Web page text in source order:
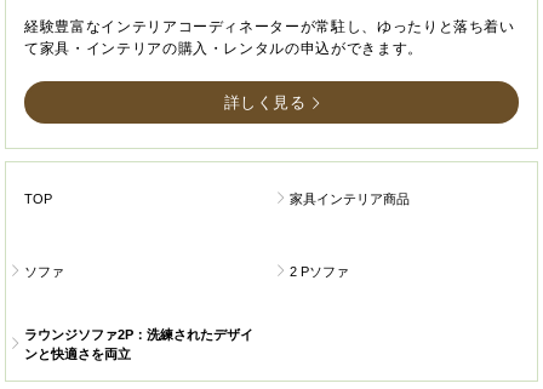
経験豊富なインテリアコーディネーターが常駐し、ゆったりと落ち着い
て家具・インテリアの購入・レンタルの申込ができます。
詳しく見る
TOP 家具インテリア商品
ソファ 2 Pソファ
ラウンジソファ2P：洗練されたデザイ
ンと快適さを両立